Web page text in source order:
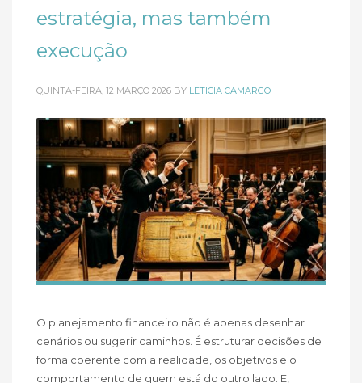
estratégia, mas também
execução
QUINTA-FEIRA, 12 MARÇO 2026 BY LETICIA CAMARGO
O planejamento financeiro não é apenas desenhar
cenários ou sugerir caminhos. É estruturar decisões de
forma coerente com a realidade, os objetivos e o
comportamento de quem está do outro lado. E,